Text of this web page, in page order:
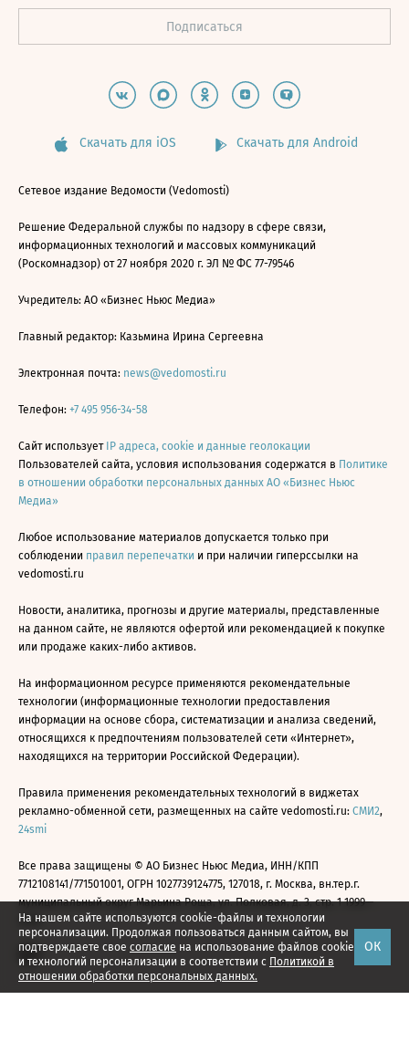
На нашем сайте используются cookie-файлы и технологии
персонализации. Продолжая пользоваться данным сайтом, вы
подтверждаете свое согласие на использование файлов cookie
и технологий персонализации в соответствии с Политикой в
отношении обработки персональных данных.
ОК
Скачать для iOS Скачать для Android
Сетевое издание Ведомости (Vedomosti)
Решение Федеральной службы по надзору в сфере связи,
информационных технологий и массовых коммуникаций
(Роскомнадзор) от 27 ноября 2020 г. ЭЛ № ФС 77-79546
Учредитель: АО «Бизнес Ньюс Медиа»
Главный редактор: Казьмина Ирина Сергеевна
Электронная почта: news@vedomosti.ru
Телефон: +7 495 956-34-58
Сайт использует IP адреса, cookie и данные геолокации
Пользователей сайта, условия использования содержатся в Политике
в отношении обработки персональных данных АО «Бизнес Ньюс
Медиа»
Любое использование материалов допускается только при
соблюдении правил перепечатки и при наличии гиперссылки на
vedomosti.ru
Новости, аналитика, прогнозы и другие материалы, представленные
на данном сайте, не являются офертой или рекомендацией к покупке
или продаже каких-либо активов.
На информационном ресурсе применяются рекомендательные
технологии (информационные технологии предоставления
информации на основе сбора, систематизации и анализа сведений,
относящихся к предпочтениям пользователей сети «Интернет»,
находящихся на территории Российской Федерации).
Правила применения рекомендательных технологий в виджетах
рекламно-обменной сети, размещенных на сайте vedomosti.ru: СМИ2,
24smi
Все права защищены © АО Бизнес Ньюс Медиа, ИНН/КПП
7712108141/771501001, ОГРН 1027739124775, 127018, г. Москва, вн.тер.г.
муниципальный округ Марьина Роща, ул. Полковая, д. 3, стр. 1 1999—
2026